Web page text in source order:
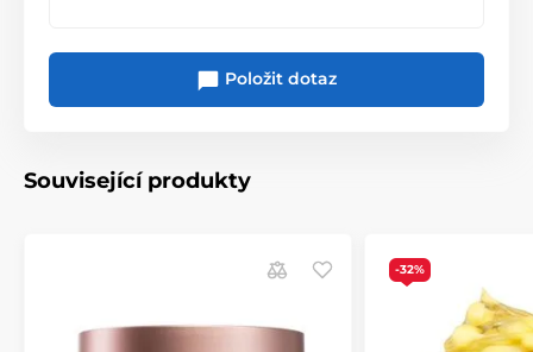
Položit dotaz
Související produkty
-32%